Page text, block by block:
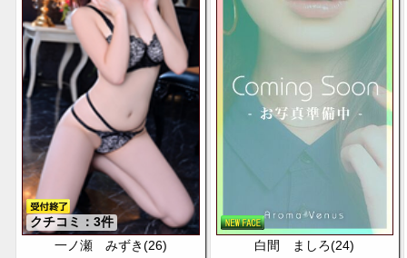
クチコミ：3件
一ノ瀬 みずき(26)
白間 ましろ(24)